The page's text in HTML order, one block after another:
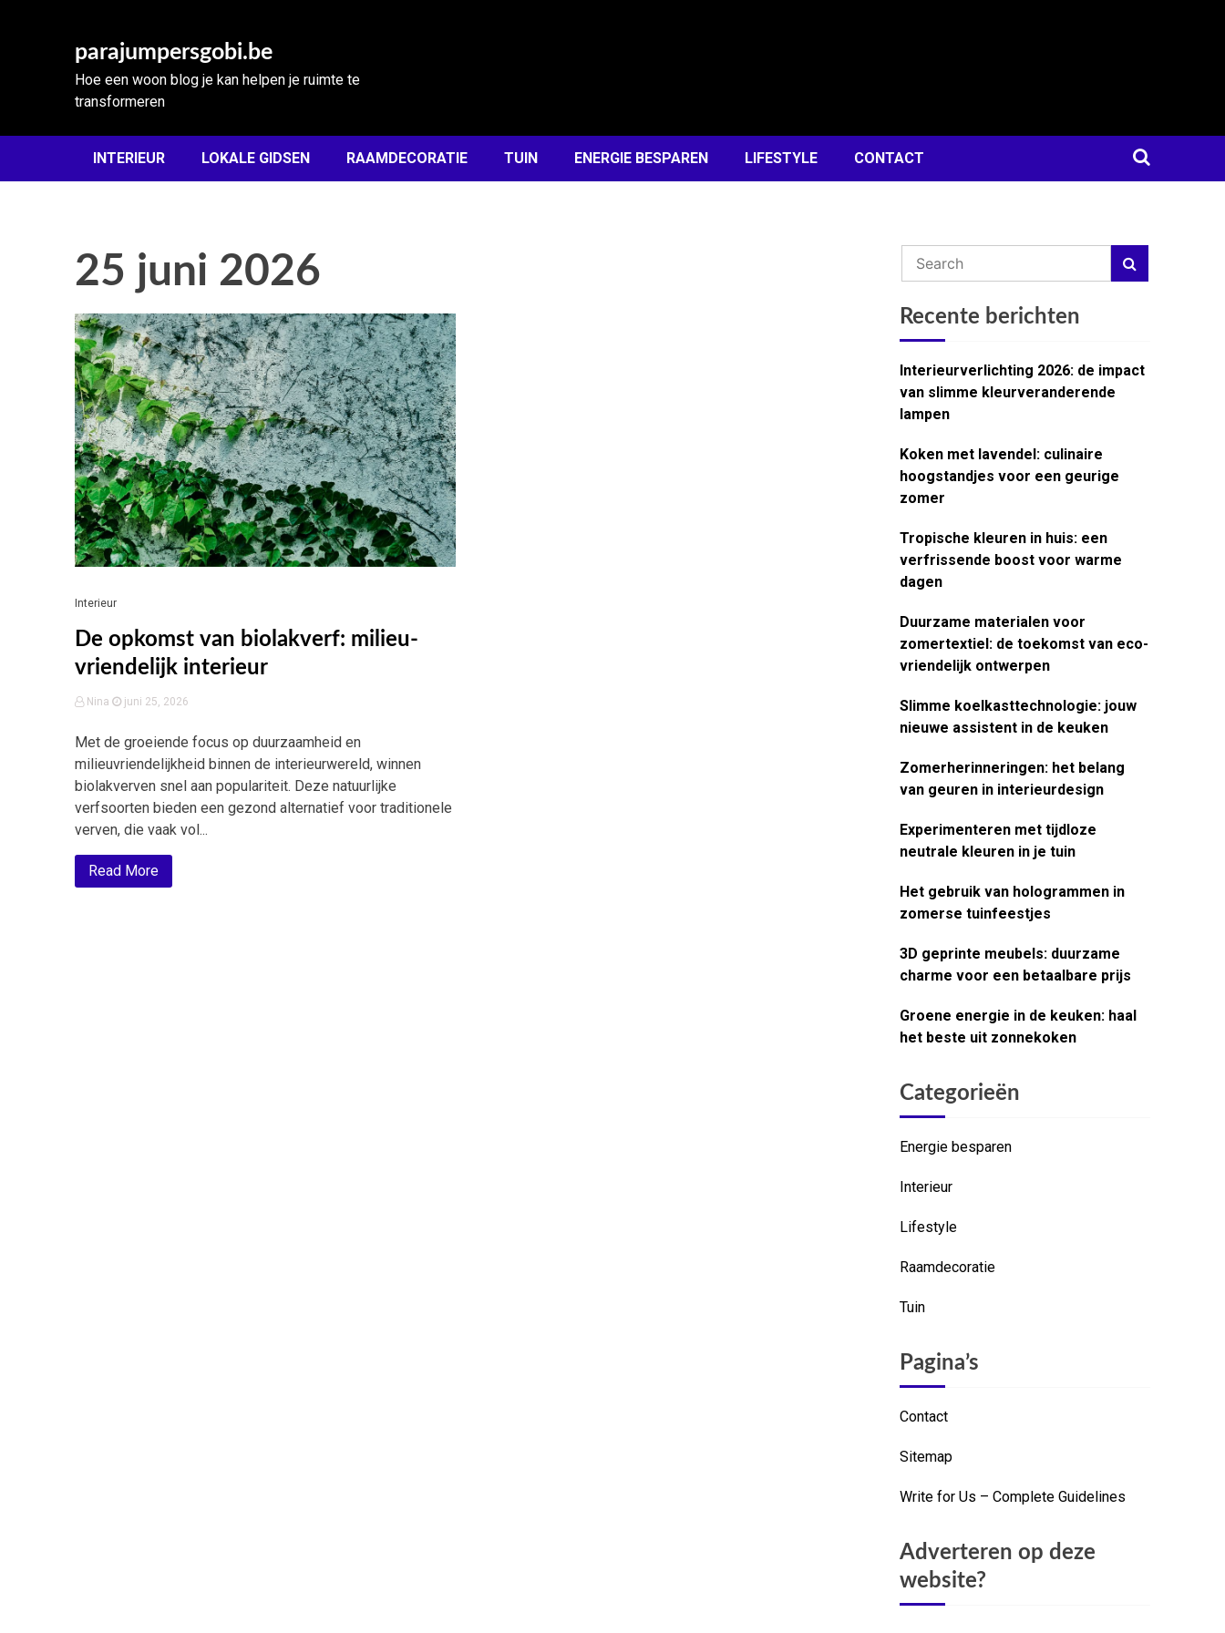
parajumpersgobi.be
Hoe een woon blog je kan helpen je ruimte te
transformeren
INTERIEUR LOKALE GIDSEN RAAMDECORATIE TUIN ENERGIE BESPAREN LIFESTYLE CONTACT
25 juni 2026
Interieur
De opkomst van biolakverf: milieu-
vriendelijk interieur
Nina juni 25, 2026
Met de groeiende focus op duurzaamheid en
milieuvriendelijkheid binnen de interieurwereld, winnen
biolakverven snel aan populariteit. Deze natuurlijke
verfsoorten bieden een gezond alternatief voor traditionele
verven, die vaak vol...
Read More
Recente berichten
Interieurverlichting 2026: de impact
van slimme kleurveranderende
lampen
Koken met lavendel: culinaire
hoogstandjes voor een geurige
zomer
Tropische kleuren in huis: een
verfrissende boost voor warme
dagen
Duurzame materialen voor
zomertextiel: de toekomst van eco-
vriendelijk ontwerpen
Slimme koelkasttechnologie: jouw
nieuwe assistent in de keuken
Zomerherinneringen: het belang
van geuren in interieurdesign
Experimenteren met tijdloze
neutrale kleuren in je tuin
Het gebruik van hologrammen in
zomerse tuinfeestjes
3D geprinte meubels: duurzame
charme voor een betaalbare prijs
Groene energie in de keuken: haal
het beste uit zonnekoken
Categorieën
Energie besparen
Interieur
Lifestyle
Raamdecoratie
Tuin
Pagina’s
Contact
Sitemap
Write for Us – Complete Guidelines
Adverteren op deze
website?